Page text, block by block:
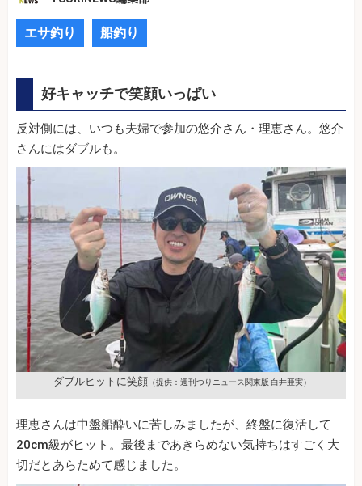
エサ釣り 船釣り
好キャッチで笑顔いっぱい
反対側には、いつも夫婦で参加の悠介さん・理恵さん。悠介
さんにはダブルも。
ダブルヒットに笑顔 （提供：週刊つりニュース関東版 白井亜実）
理恵さんは中盤船酔いに苦しみましたが、終盤に復活して
20cm級がヒット。最後まであきらめない気持ちはすごく大
切だとあらためて感じました。